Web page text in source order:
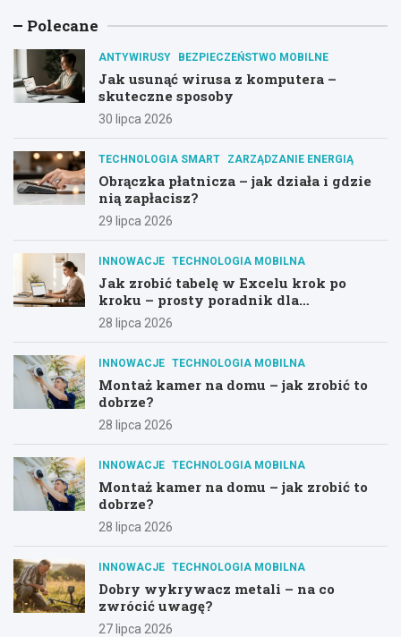
Polecane
ANTYWIRUSY BEZPIECZEŃSTWO MOBILNE
Jak usunąć wirusa z komputera –
skuteczne sposoby
30 lipca 2026
TECHNOLOGIA SMART ZARZĄDZANIE ENERGIĄ
Obrączka płatnicza – jak działa i gdzie
nią zapłacisz?
29 lipca 2026
INNOWACJE TECHNOLOGIA MOBILNA
Jak zrobić tabelę w Excelu krok po
kroku – prosty poradnik dla
początkujących
28 lipca 2026
INNOWACJE TECHNOLOGIA MOBILNA
Montaż kamer na domu – jak zrobić to
dobrze?
28 lipca 2026
INNOWACJE TECHNOLOGIA MOBILNA
Montaż kamer na domu – jak zrobić to
dobrze?
28 lipca 2026
INNOWACJE TECHNOLOGIA MOBILNA
Dobry wykrywacz metali – na co
zwrócić uwagę?
27 lipca 2026